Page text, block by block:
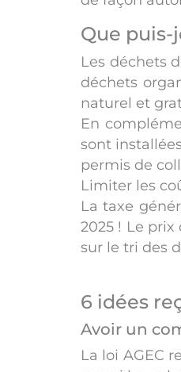
Que
Les déchets
déchets
naturel et
En
sont
permis de
Limiter les
La taxe
2025 ! Le
sur le tri des
6 idées
Avoir un
La loi AGEC